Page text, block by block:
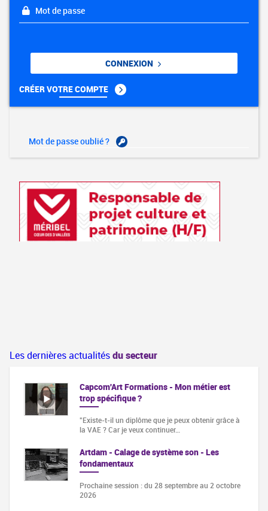
Mot de passe
CONNEXION
CRÉER VOTRE COMPTE
Mot de passe oublié ?
Les dernières actualitésdu secteur
Capcom'Art Formations - Mon métier est
trop spécifique ?
"Existe-t-il un diplôme que je peux obtenir grâce à
la VAE ? Car je veux continuer…
Artdam - Calage de système son - Les
fondamentaux
Prochaine session : du 28 septembre au 2 octobre
2026